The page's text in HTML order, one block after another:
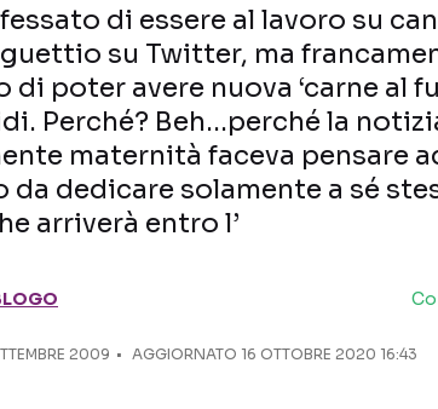
di essere al lavoro su
su Twitter, ma
di poter avere nuova ‘carne al
Perché? Beh…perché la
maternità faceva pensare
da dedicare solamente a sé
arriverà entro l’
2009 AGGIORNATO 16 OTTOBRE 2020 16:43